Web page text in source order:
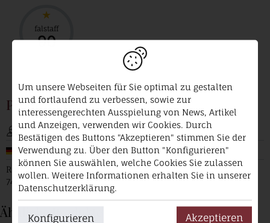
falstaff
90
Produzent
Weingärtner Cleebronn-Güglingen eG
Deutschland / Württemberg
Ranspacher Str. 1
74389 Cleebronn
Ähnliche Produkte
Um unsere Webseiten für Sie optimal zu gestalten
und fortlaufend zu verbessen, sowie zur
interessengerechten Ausspielung von News, Artikel
und Anzeigen, verwenden wir Cookies. Durch
Bestätigen des Buttons "Akzeptieren" stimmen Sie der
Verwendung zu. Über den Button "Konfigurieren"
können Sie auswählen, welche Cookies Sie zulassen
wollen. Weitere Informationen erhalten Sie in unserer
Datenschutzerklärung.
Konfigurieren Akzeptieren